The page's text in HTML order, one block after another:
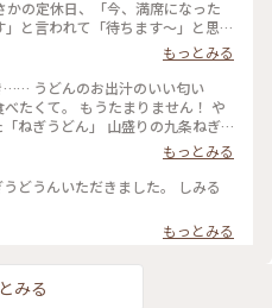
と言われて「待ちます〜」と思わ
❣️ #小さな秋 #京都 #
もっとみる
…… うどんのお出汁のいい匂い
くて。 もうたまりません！ や
ねぎうどん」 山盛りの九条ねぎ
てきました！ あ～～もう幸せ
ら、ねぎと生姜、ねぎとうどん、
げてしまいました。 食べ終
せて笑顔でほっこり！ 身も心も
もっとみる
どうんいただきました。 しみる
もっとみる
みる